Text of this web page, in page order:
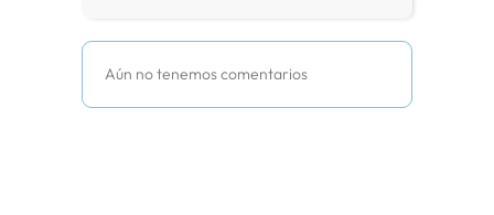
Aún no tenemos comentarios